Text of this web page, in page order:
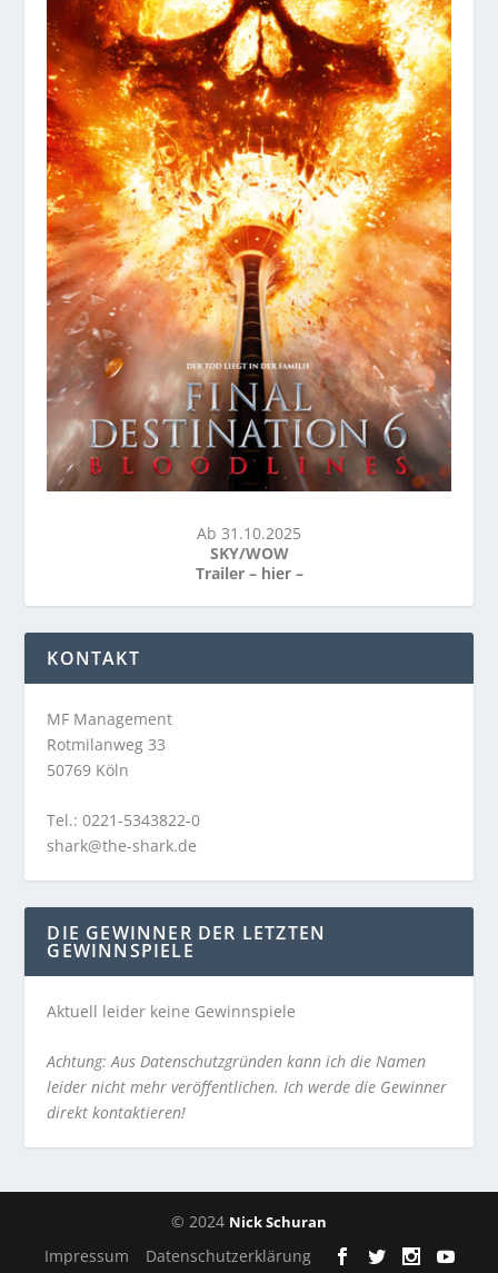
Ab 31.10.2025
SKY/WOW
Trailer – hier –
KONTAKT
MF Management
Rotmilanweg 33
50769 Köln
Tel.: 0221-5343822-0
shark@the-shark.de
DIE GEWINNER DER LETZTEN
GEWINNSPIELE
Aktuell leider keine Gewinnspiele
Achtung: Aus Datenschutzgründen kann ich die Namen
leider nicht mehr veröffentlichen. Ich werde die Gewinner
direkt kontaktieren!
© 2024 Nick Schuran
Impressum Datenschutzerklärung